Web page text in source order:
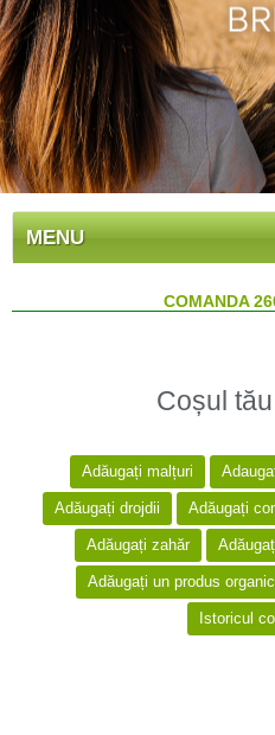
MENU
COMANDA
Coșul
Adăugați malțuri
Adăugați drojdii Adăugați
Adăugați zahăr
Adăugați un produs organic
Istoricul